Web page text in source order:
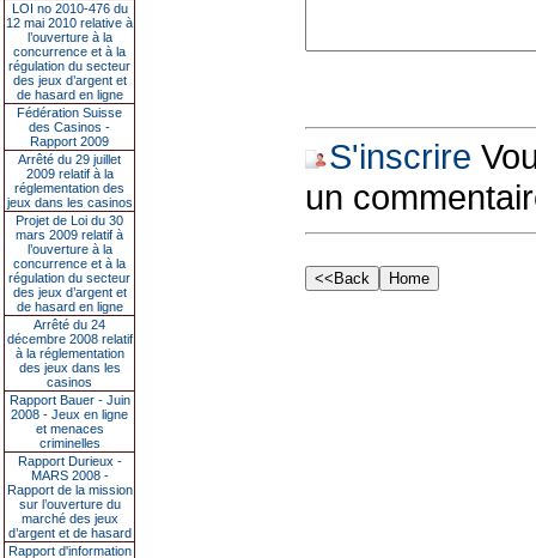
LOI no 2010-476 du
12 mai 2010 relative à
l’ouverture à la
concurrence et à la
régulation du secteur
des jeux d’argent et
de hasard en ligne
Fédération Suisse
des Casinos -
Rapport 2009
Arrêté du 29 juillet
2009 relatif à la
réglementation des
jeux dans les casinos
Projet de Loi du 30
mars 2009 relatif à
l’ouverture à la
concurrence et à la
régulation du secteur
des jeux d’argent et
de hasard en ligne
Arrêté du 24
décembre 2008 relatif
à la réglementation
des jeux dans les
casinos
Rapport Bauer - Juin
2008 - Jeux en ligne
et menaces
criminelles
Rapport Durieux -
MARS 2008 -
Rapport de la mission
sur l’ouverture du
marché des jeux
d’argent et de hasard
Rapport d'information
S'inscrire
un